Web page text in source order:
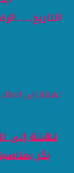
تهنئة إلى
بكر